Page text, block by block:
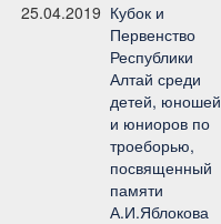
25.04.2019 Кубок и
Первенство
Республики
Алтай среди
детей, юношей
и юниоров по
троеборью,
посвященный
памяти
А.И.Яблокова